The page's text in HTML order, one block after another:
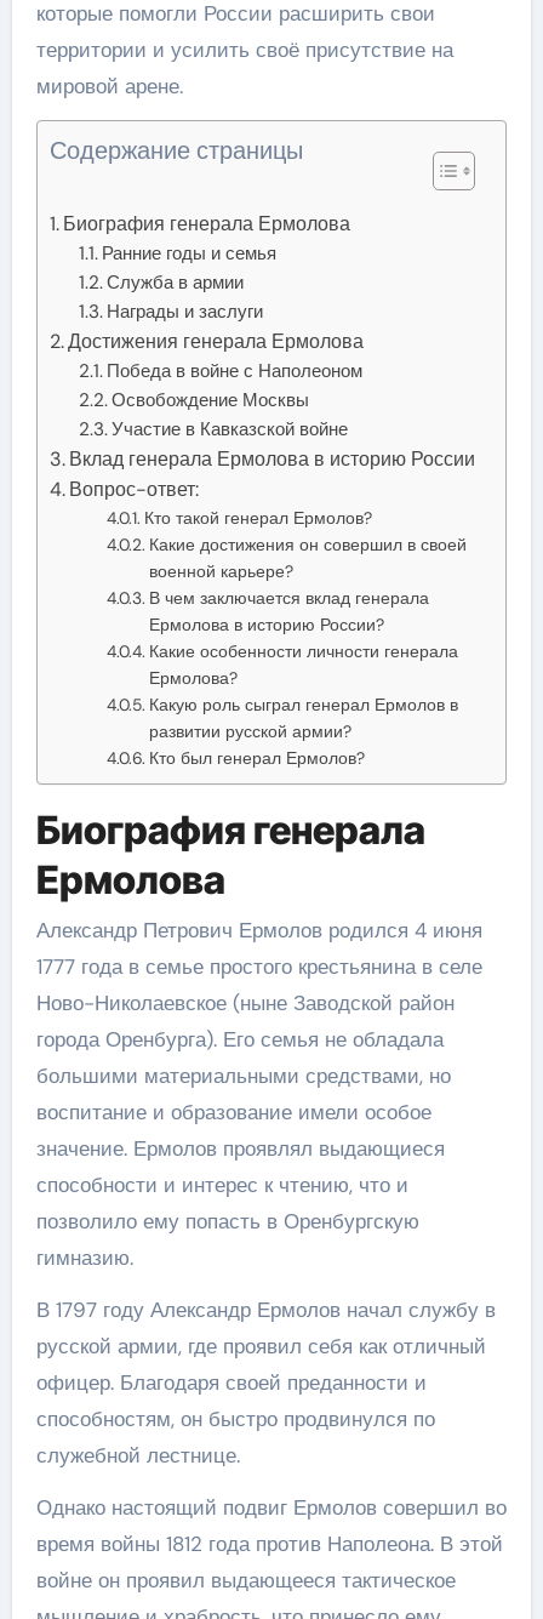
которые помогли России расширить свои
территории и усилить своё присутствие на
мировой арене.
Содержание страницы
Биография генерала Ермолова
Ранние годы и семья
Служба в армии
Награды и заслуги
Достижения генерала Ермолова
Победа в войне с Наполеоном
Освобождение Москвы
Участие в Кавказской войне
Вклад генерала Ермолова в историю России
Вопрос-ответ:
Кто такой генерал Ермолов?
Какие достижения он совершил в своей
военной карьере?
В чем заключается вклад генерала
Ермолова в историю России?
Какие особенности личности генерала
Ермолова?
Какую роль сыграл генерал Ермолов в
развитии русской армии?
Кто был генерал Ермолов?
Биография генерала
Ермолова
Александр Петрович Ермолов родился 4 июня
1777 года в семье простого крестьянина в селе
Ново-Николаевское (ныне Заводской район
города Оренбурга). Его семья не обладала
большими материальными средствами, но
воспитание и образование имели особое
значение. Ермолов проявлял выдающиеся
способности и интерес к чтению, что и
позволило ему попасть в Оренбургскую
гимназию.
В 1797 году Александр Ермолов начал службу в
русской армии, где проявил себя как отличный
офицер. Благодаря своей преданности и
способностям, он быстро продвинулся по
служебной лестнице.
Однако настоящий подвиг Ермолов совершил во
время войны 1812 года против Наполеона. В этой
войне он проявил выдающееся тактическое